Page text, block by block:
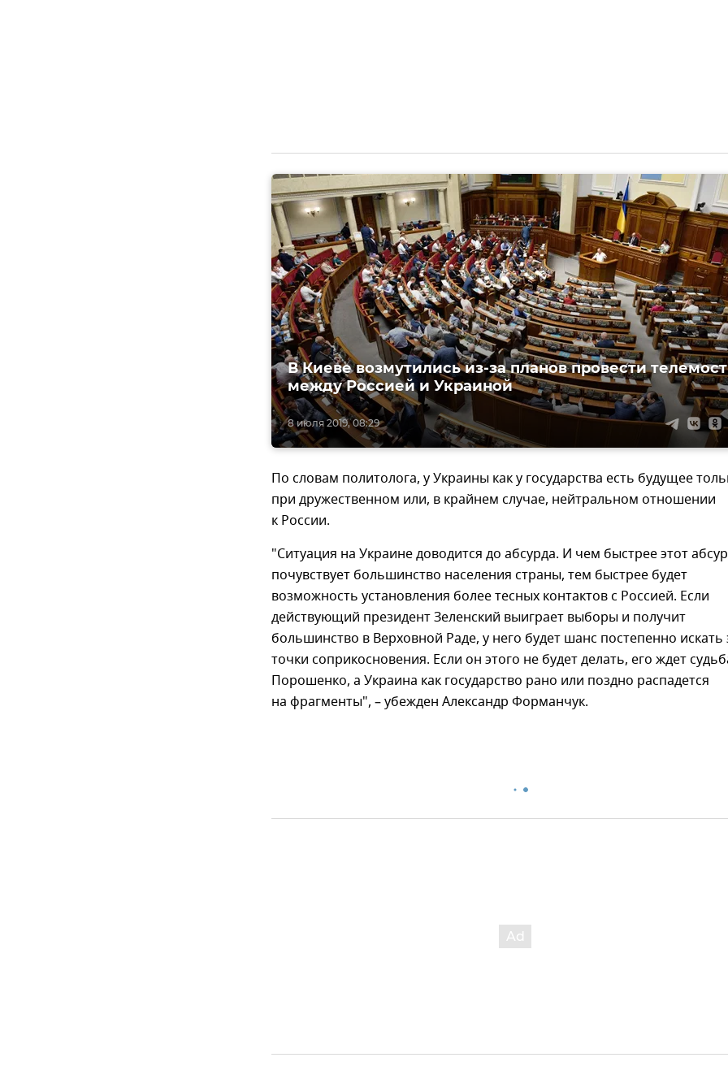
8 июля 2019, 08:29
В Киеве возмутились из-за планов провести телемост
между Россией и Украиной
По словам политолога, у Украины как у государства есть будущее
при дружественном или, в крайнем случае, нейтральном отношении
к России.
"Ситуация на Украине доводится до абсурда. И чем быстрее этот
почувствует большинство населения страны, тем быстрее будет
возможность установления более тесных контактов с Россией. Если
действующий президент Зеленский выиграет выборы и получит
большинство в Верховной Раде, у него будет шанс постепенно искать
точки соприкосновения. Если он этого не будет делать, его ждет
Порошенко, а Украина как государство рано или поздно распадется
на фрагменты", – убежден Александр Форманчук.